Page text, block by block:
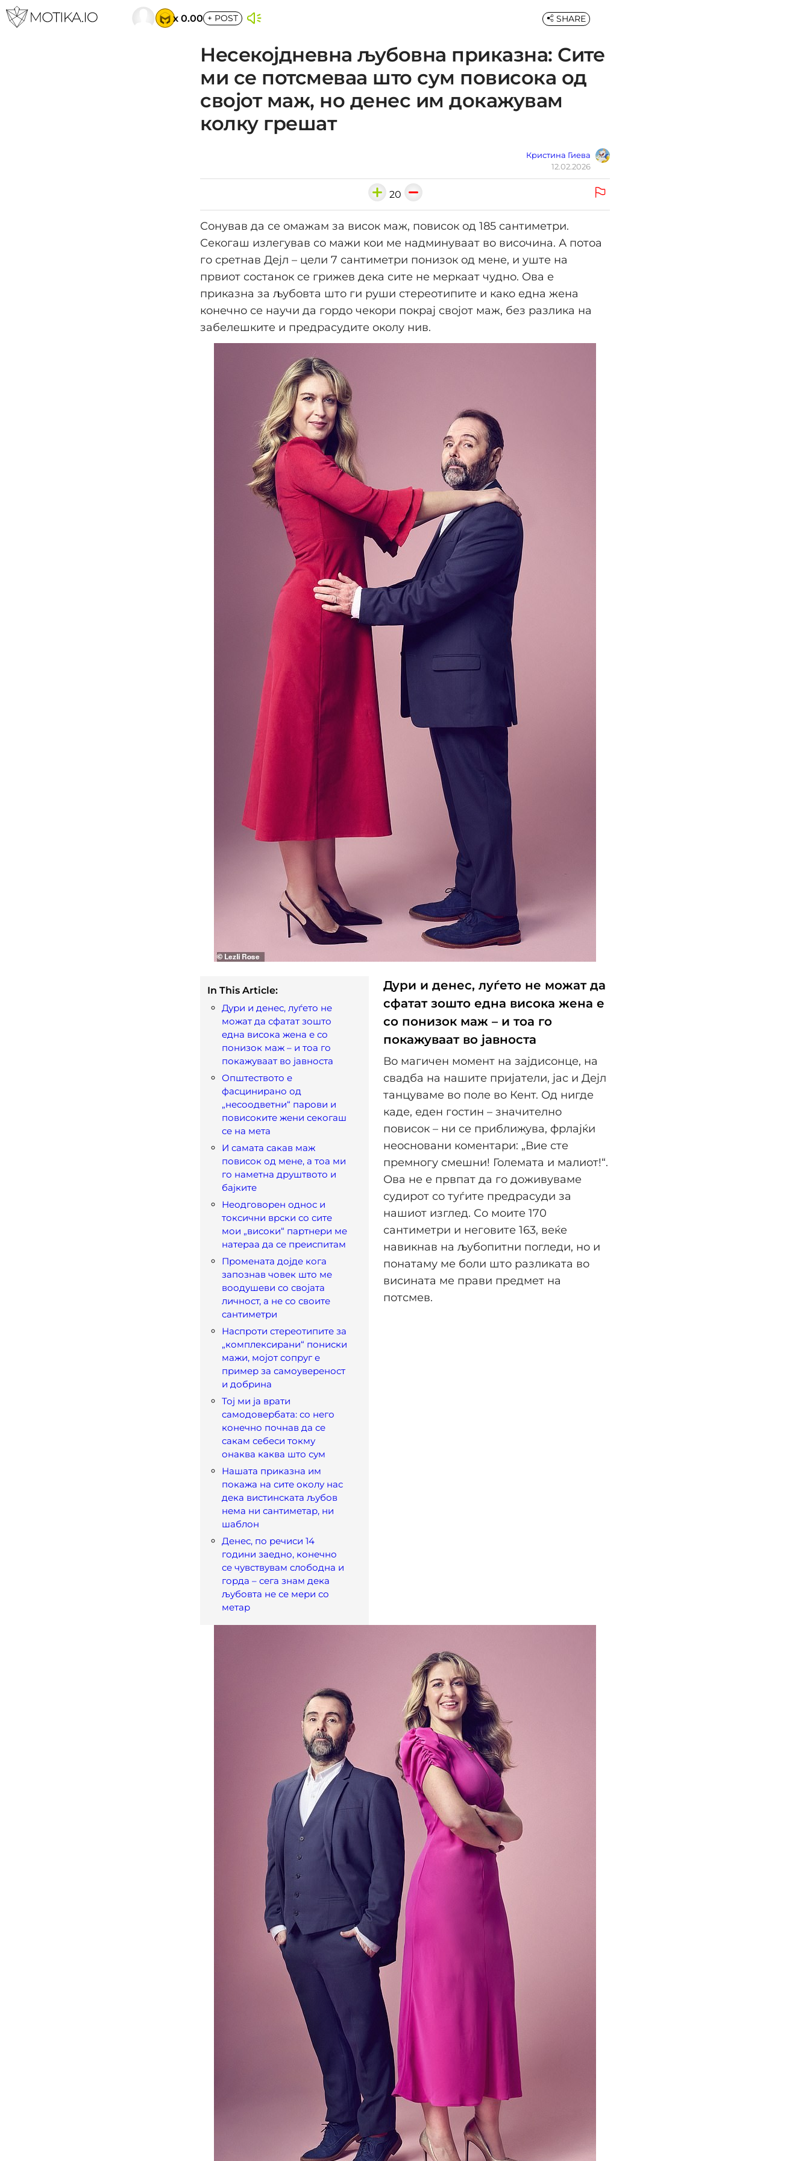
x 0.00 + POST
Несекојдневна љубовна приказна: Сите
ми се потсмеваа што сум повисока од
својот маж, но денес им докажувам
колку грешат
Кристина Гиева
12.02.2026
SHARE
20
Сонував да се омажам за висок маж, повисок од 185 сантиметри.
Секогаш излегував со мажи кои ме надминуваат во височина. А потоа
го сретнав Дејл – цели 7 сантиметри понизок од мене, и уште на
првиот состанок се грижев дека сите не меркаат чудно. Ова е
приказна за љубовта што ги руши стереотипите и како една жена
конечно се научи да гордо чекори покрај својот маж, без разлика на
забелешките и предрасудите околу нив.
In This Article:
Дури и денес, луѓето не
можат да сфатат зошто
една висока жена е со
понизок маж – и тоа го
покажуваат во јавноста
Општеството е
фасцинирано од
„несоодветни“ парови и
повисоките жени секогаш
се на мета
И самата сакав маж
повисок од мене, а тоа ми
го наметна друштвото и
бајките
Неодговорен однос и
токсични врски со сите
мои „високи“ партнери ме
натераа да се преиспитам
Промената дојде кога
запознав човек што ме
воодушеви со својата
личност, а не со своите
сантиметри
Наспроти стереотипите за
„комплексирани“ пониски
мажи, мојот сопруг е
пример за самоувереност
и добрина
Тој ми ја врати
самодовербата: со него
конечно почнав да се
сакам себеси токму
онаква каква што сум
Нашата приказна им
покажа на сите околу нас
дека вистинската љубов
нема ни сантиметар, ни
шаблон
Денес, по речиси 14
години заедно, конечно
се чувствувам слободна и
горда – сега знам дека
љубовта не се мери со
метар
Дури и денес, луѓето не можат да
сфатат зошто една висока жена е
со понизок маж – и тоа го
покажуваат во јавноста
Во магичен момент на зајдисонце, на
свадба на нашите пријатели, јас и Дејл
танцуваме во поле во Кент. Од нигде
каде, еден гостин – значително
повисок – ни се приближува, фрлајќи
неосновани коментари: „Вие сте
премногу смешни! Големата и малиот!“.
Ова не е првпат да го доживуваме
судирот со туѓите предрасуди за
нашиот изглед. Со моите 170
сантиметри и неговите 163, веќе
навикнав на љубопитни погледи, но и
понатаму ме боли што разликата во
висината ме прави предмет на
потсмев.